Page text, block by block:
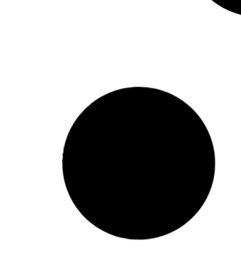
דגל סיני
דפי מדבקות צורניות בעיצוב